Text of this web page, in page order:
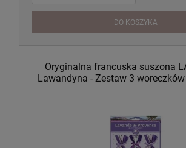
DO KOSZYKA
Oryginalna francuska suszona
Lawandyna - Zestaw 3